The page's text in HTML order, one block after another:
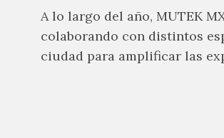
A lo largo del año, MUTEK
colaborando con distintos
ciudad para amplificar las